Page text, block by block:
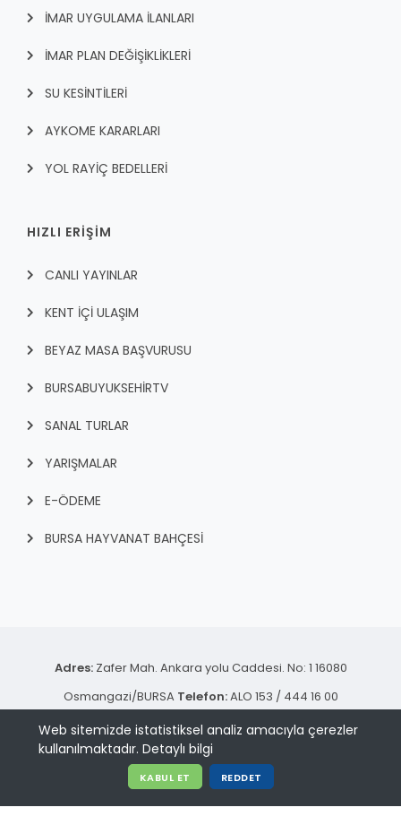
Web sitemizde istatistiksel analiz amacıyla çerezler
kullanılmaktadır. Detaylı bilgi
KABUL ET REDDET
İMAR UYGULAMA İLANLARI
İMAR PLAN DEĞİŞİKLİKLERİ
SU KESİNTİLERİ
AYKOME KARARLARI
YOL RAYİÇ BEDELLERİ
HIZLI ERİŞİM
CANLI YAYINLAR
KENT İÇI ULAŞIM
BEYAZ MASA BAŞVURUSU
BURSABUYUKSEHIRTV
SANAL TURLAR
YARIŞMALAR
E-ÖDEME
BURSA HAYVANAT BAHÇESİ
Adres:Zafer Mah. Ankara yolu Caddesi. No: 1 16080
Osmangazi/BURSA Telefon:ALO 153 / 444 16 00
© 2024 - Bursa Büyükşehir Belediyesi Bilgi İşlem Dairesi
Başkanlığı | Tüm hakkı saklıdır.
KVKK Aydınlatma Metni